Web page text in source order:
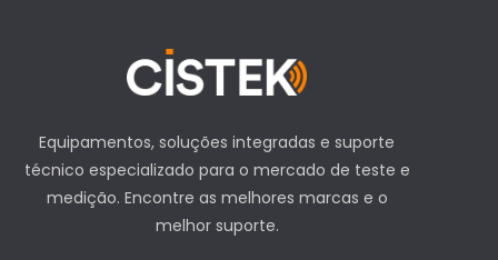
Equipamentos, soluções integradas e suporte
técnico especializado para o mercado de teste e
medição. Encontre as melhores marcas e o
melhor suporte.